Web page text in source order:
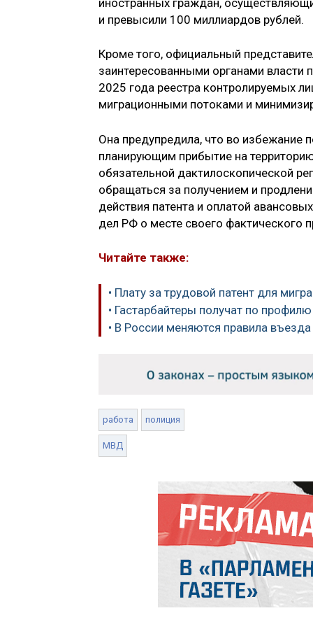
и превысили 100 миллиардов рублей.
Кроме того, официальный
заинтересованными органами власти
2025 года реестра контролируемых
миграционными потоками и
Она предупредила, что во избежание
планирующим прибытие на
обязательной дактилоскопической
обращаться за получением и
действия патента и оплатой
дел РФ о месте своего фактического
Читайте также:
• Плату за трудовой патент для
• Гастарбайтеры получат по профилю
• В России меняются правила
работа полиция
МВД